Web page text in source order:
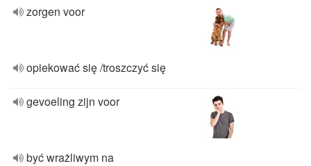
zorgen voor
opiekować się /troszczyć się
gevoeling zijn voor
być wrażliwym na